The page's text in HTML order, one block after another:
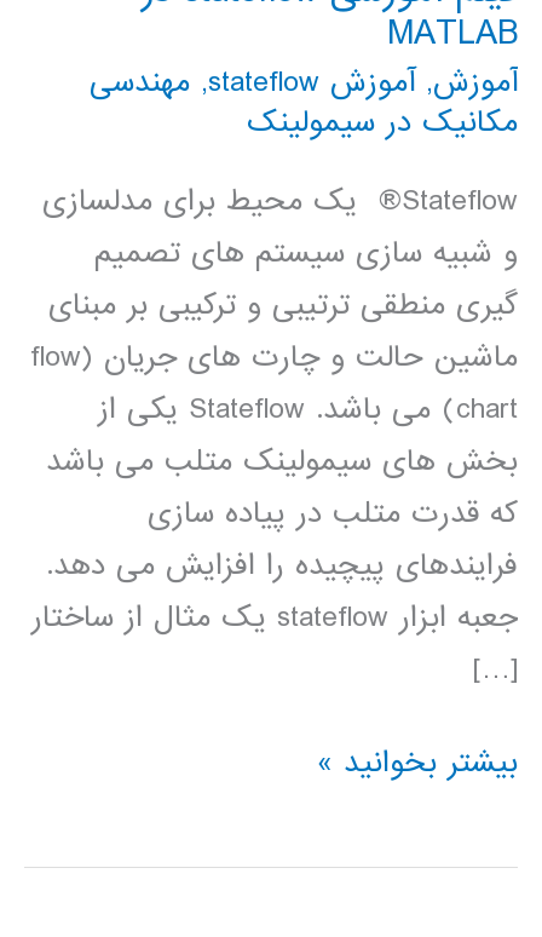
MATLAB
آموزش,آموزش stateflow , مهندسی
مکانیک در سیمولینک
Stateflow® یک محیط برای مدلسازی
و شبیه سازی سیستم های تصمیم
گیری منطقی ترتیبی و ترکیبی بر مبنای
ماشین حالت و چارت های جریان (flow
chart) می باشد. Stateflow یکی از
بخش های سیمولینک متلب می باشد
که قدرت متلب در پیاده سازی
فرایندهای پیچیده را افزایش می دهد.
جعبه ابزار stateflow يک مثال از ساختار
[…]
فیلم
stateflow
بیشتر بخوانید »